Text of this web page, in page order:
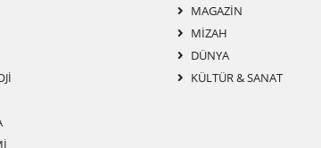
MAGAZIN
MIZAH
DÜNYA
KÜLTÜR & SANAT